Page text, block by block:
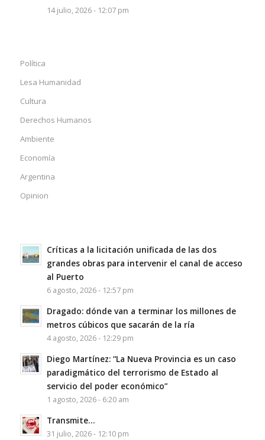
14 julio, 2026 - 12:07 pm
Política
Lesa Humanidad
Cultura
Derechos Humanos
Ambiente
Economía
Argentina
Opinion
Críticas a la licitación unificada de las dos
grandes obras para intervenir el canal de acceso
al Puerto
6 agosto, 2026 - 12:57 pm
Dragado: dónde van a terminar los millones de
metros cúbicos que sacarán de la ría
4 agosto, 2026 - 12:29 pm
Diego Martínez: “La Nueva Provincia es un caso
paradigmático del terrorismo de Estado al
servicio del poder económico”
1 agosto, 2026 - 6:20 am
Transmite…
31 julio, 2026 - 12:10 pm